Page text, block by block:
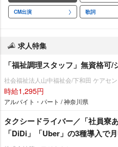
CM出演 歌詞
求人特集
「福祉調理スタッフ」無資格可
社会福祉法人山中福祉会/下和田 ケアセ
時給1,295円
アルバイト・パート / 神奈川県
タクシードライバー／「社員寮
「DiDi」「Uber」の3種導入で